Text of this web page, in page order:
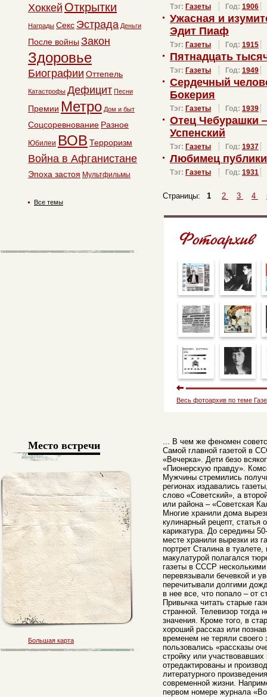
Тэг: Газеты Год: 1906
Ужасная и
Эдит Пиаф
Тэг: Газеты Год: 1915
Пятнадцать
Тэг: Газеты Год: 1949
Сердечный
Бокерия
Тэг: Газеты Год: 1939
Отец Чебурашки
Успенский
Тэг: Газеты Год: 1937
Любимец
Тэг: Газеты Год: 1931
Страницы: 1 2 3 4
Весь фотоархив по теме
... В чем же феномен
Самой главной газетой в
«Вечерка». Дети безо
«Пионерскую правду».
Мужчины стремились
регионах издавались
слово «Советский», а
или района – «Советская
Многие хранили дома
кулинарный рецепт,
карикатура. До середины
месте хранили вырезки из
портрет Сталина в
макулатурой полагался
газеты в СССР
перевязывали бечевкой и
перечитывали долгими
в нее все, что попало – от
Привычка читать старые
странной. Телевизор тогда
значения. Кроме того, в
хороший рассказ или
временем не теряли
пользовались «рассказы
стройку или
отредактированы и
литературного
современной жизни.
первом номере журнала
Хоккей Открытки
Награды Секс Эстрада Деньги
После войны Закон
Здоровье
Биографии Оттепель
Катастрофы Дефицит Песни
Премии Метро Дом и быт
Соцсоревнование Разное
Юбилеи ВОВ Терроризм
Война в Афганистане
Эпоха застоя Мультфильмы
Все темы
Место встречи
Большая карта